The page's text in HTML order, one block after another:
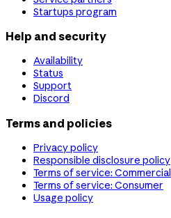
Startups program
Help and security
Availability
Status
Support
Discord
Terms and policies
Privacy policy
Responsible disclosure policy
Terms of service: Commercial
Terms of service: Consumer
Usage policy